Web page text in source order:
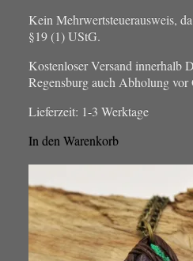
Kein Mehrwertsteuerausweis,
§19 (1) UStG.
Kostenloser Versand innerhalb
Regensburg auch Abholung
Lieferzeit: 1-3 Werktage
In den Warenkorb